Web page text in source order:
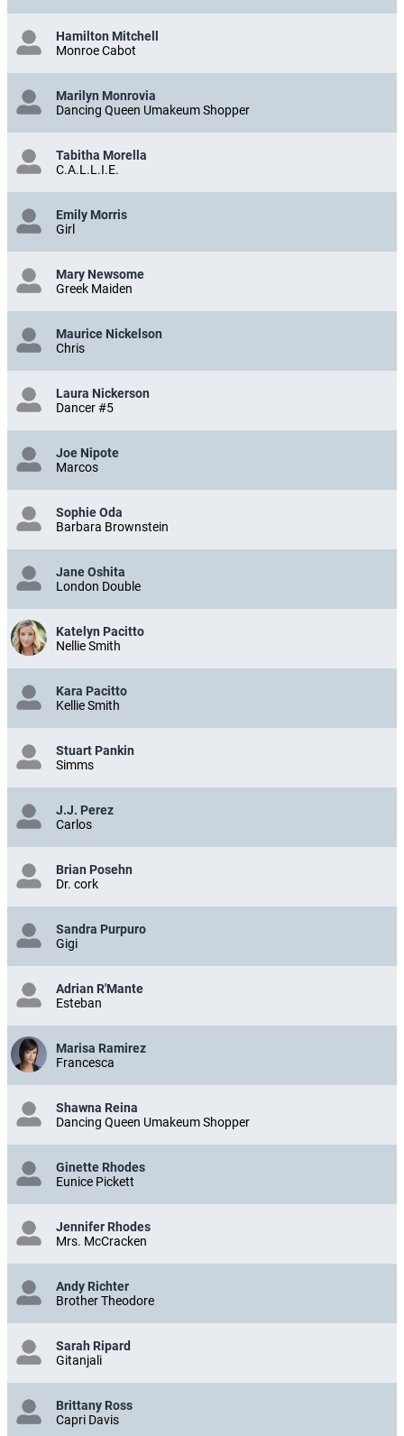
Hamilton Mitchell
Monroe Cabot
Marilyn Monrovia
Dancing Queen Umakeum Shopper
Tabitha Morella
C.A.L.L.I.E.
Emily Morris
Girl
Mary Newsome
Greek Maiden
Maurice Nickelson
Chris
Laura Nickerson
Dancer #5
Joe Nipote
Marcos
Sophie Oda
Barbara Brownstein
Jane Oshita
London Double
Katelyn Pacitto
Nellie Smith
Kara Pacitto
Kellie Smith
Stuart Pankin
Simms
J.J. Perez
Carlos
Brian Posehn
Dr. cork
Sandra Purpuro
Gigi
Adrian R'Mante
Esteban
Marisa Ramirez
Francesca
Shawna Reina
Dancing Queen Umakeum Shopper
Ginette Rhodes
Eunice Pickett
Jennifer Rhodes
Mrs. McCracken
Andy Richter
Brother Theodore
Sarah Ripard
Gitanjali
Brittany Ross
Capri Davis